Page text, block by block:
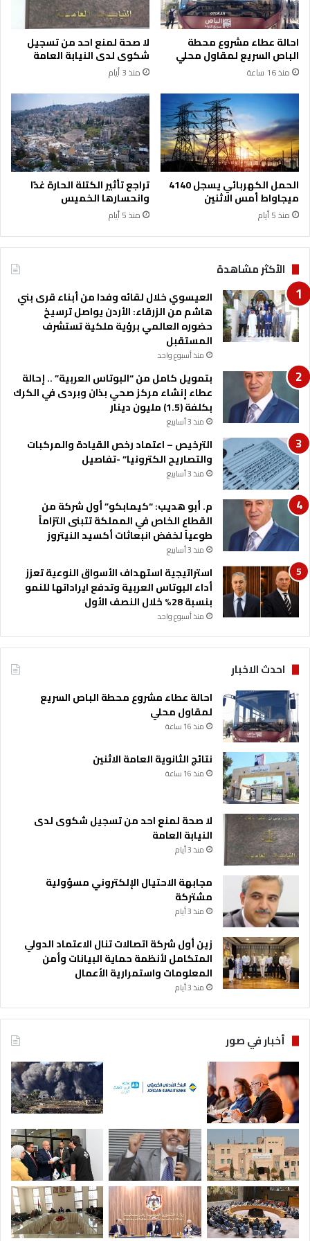
و
ا
ل
م
ه
ن
س
ة
إ
ي
ن
ا
س
ص
ا
ي
ل
ا
ل
س
ل
ي
ا
ن
ر
ئ
ا
س
ة
م
ج
س
ا
ل
أ
م
ن
ا
ل
د
و
ل
ي
ل
ش
ه
ر
ب
ا
احالة عطاء مشروع محطة
الباص السريع لمقاول محلي
منذ 16 ساعة
لا صحة لمنع احد من تسجيل
شكوى لدى النيابة العامة
منذ 3 أيام
الحمل الكهربائي يسجل 4140
ميجاواط أمس الاثنين
منذ 5 أيام
تراجع تأثير الكتلة الحارة غدًا
وانحسارها الخميس
منذ 5 أيام
الأكثر مشاهدة
العيسوي خلال لقائه وفدا من أبناء قرى بني
هاشم من الزرقاء: الأردن يواصل ترسيخ
حضوره العالمي برؤية ملكية تستشرف
المستقبل
منذ أسبوع واحد
بتمويل كامل من “البوتاس العربية” .. إحالة
عطاء إنشاء مركز صحي بذان وبردى في الكرك
بكلفة (1.5) مليون دينار
منذ 3 أسابيع
الترخيص – اعتماد رخص القيادة والمركبات
والتصاريح الكترونيا” -تفاصيل
منذ 3 أسابيع
م. أبو هديب: “كيمابكو” أول شركة من
القطاع الخاص في المملكة تتبنى التزاماً
طوعياً لخفض انبعاثات أكسيد النيتروز
منذ 3 أسابيع
استراتيجية استهداف الأسواق النوعية تعزز
أداء البوتاس العربية وتدفع ايراداتها للنمو
بنسبة 28% خلال النصف الأول
منذ أسبوع واحد
احدث الاخبار
احالة عطاء مشروع محطة الباص السريع
لمقاول محلي
منذ 16 ساعة
نتائج الثانوية العامة الاثنين
منذ 16 ساعة
لا صحة لمنع احد من تسجيل شكوى لدى
النيابة العامة
منذ 3 أيام
مجابهة الاحتيال الإلكتروني مسؤولية
مشتركة
منذ 3 أيام
زين أول شركة اتصالات تنال الاعتماد الدولي
المتكامل لأنظمة حماية البيانات وأمن
المعلومات واستمرارية الأعمال
منذ 3 أيام
أخبار في صور